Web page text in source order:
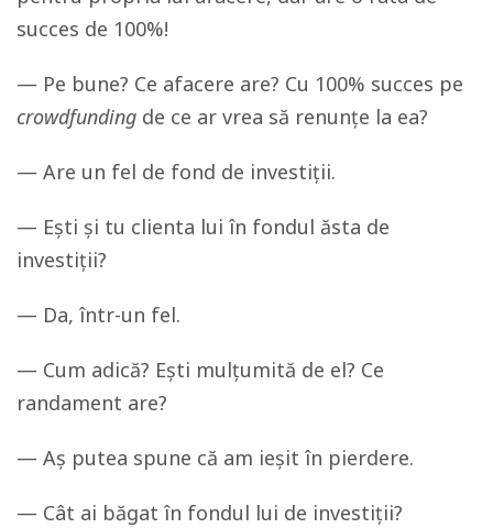
succes de 100%!
— Pe bune? Ce afacere are? Cu 100% succes pe
crowdfunding de ce ar vrea să renunțe la ea?
— Are un fel de fond de investiții.
— Ești și tu clienta lui în fondul ăsta de
investiții?
— Da, într-un fel.
— Cum adică? Ești mulțumită de el? Ce
randament are?
— Aș putea spune că am ieșit în pierdere.
— Cât ai băgat în fondul lui de investiții?